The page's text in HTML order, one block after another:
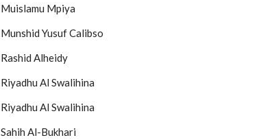
Muislamu Mpiya
Munshid Yusuf Calibso
Rashid Alheidy
Riyadhu Al Swalihina
Riyadhu Al Swalihina
Sahih Al-Bukhari